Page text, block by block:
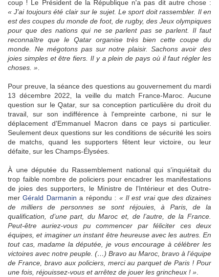
coup ! Le Président de la République n'a pas dit autre chose :
« J’ai toujours été clair sur le sujet. Le sport doit rassembler. Il en
est des coupes du monde de foot, de rugby, des Jeux olympiques
pour que des nations qui ne se parlent pas se parlent. Il faut
reconnaître que le Qatar organise très bien cette coupe du
monde. Ne mégotons pas sur notre plaisir. Sachons avoir des
joies simples et être fiers. Il y a plein de pays où il faut régler les
choses. »
Pour preuve, la séance des questions au gouvernement du mardi
13 décembre 2022, la veille du match France-Maroc. Aucune
question sur le Qatar, sur sa conception particulière du droit du
travail, sur son indifférence à l'empreinte carbone, ni sur le
déplacement d'Emmanuel Macron dans ce pays si particulier.
Seulement deux questions sur les conditions de sécurité les soirs
de matchs, quand les supporters fêtent leur victoire, ou leur
défaite, sur les Champs-Élysées.
À une députée du Rassemblement national qui s'inquiétait du
trop faible nombre de policiers pour encadrer les manifestations
de joies des supporters, le Ministre de l'Intérieur et des Outre-
merGérald Darmanin a répondu : « Il est vrai que des dizaines
de milliers de personnes se sont réjouies, à Paris, de la
qualification, d’une part, du Maroc et, de l’autre, de la France.
Peut-être auriez-vous pu commencer par féliciter ces deux
équipes, et imaginer un instant être heureuse avec les autres. En
tout cas, madame la députée, je vous encourage à célébrer les
victoires avec notre peuple. (…) Bravo au Maroc, bravo à l’équipe
de France, bravo aux policiers, merci au parquet de Paris ! Pour
une fois, réjouissez-vous et arrêtez de jouer les grincheux ! »